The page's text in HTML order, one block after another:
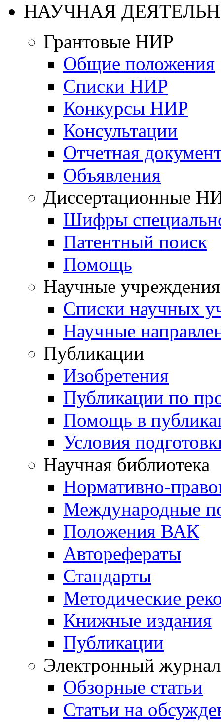
НАУЧНАЯ
Грантовые НИР
Общие положения
Списки НИР
Конкурсы НИР
Консультации
Отчетная
Объявления
Диссертационные
Шифры
Патентный поиск
Помощь
Научные учреждения
Списки научных
Научные
Публикации
Изобретения
Публикации по
Помощь в
Условия
Научная библиотека
Нормативно-
Международные
Положения ВАК
Авторефераты
Стандарты
Методические
Книжные издания
Публикации
Электронный журнал
Обзорные статьи
Статьи на